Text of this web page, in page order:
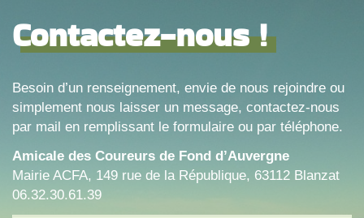
Contactez-nous !
Besoin d’un renseignement, envie de nous rejoindre ou
simplement nous laisser un message, contactez-nous
par mail en remplissant le formulaire ou par téléphone.
Amicale des Coureurs de Fond d’Auvergne
Mairie ACFA, 149 rue de la République, 63112 Blanzat
06.32.30.61.39